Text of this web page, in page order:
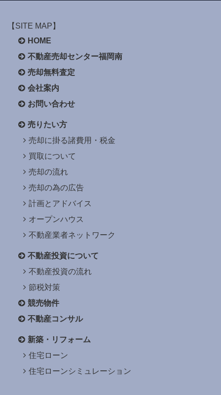
【SITE MAP】
HOME
不動産売却センター福岡南
売却無料査定
会社案内
お問い合わせ
売りたい方
売却に掛る諸費用・税金
買取について
売却の流れ
売却の為の広告
計画とアドバイス
オープンハウス
不動産業者ネットワーク
不動産投資について
不動産投資の流れ
節税対策
競売物件
不動産コンサル
新築・リフォーム
住宅ローン
住宅ローンシミュレーション